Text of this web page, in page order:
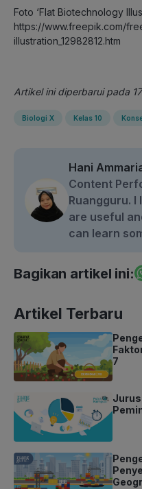
Foto ‘Flat Biotechnology
https://www.freepik.com/
illustration_12982812.htm
Artikel ini diperbarui pada
Biologi X Kelas 10
Hani
Content
Ruangguru.
are useful
can learn
Bagikan artikel ini:
Artikel Terbaru
7